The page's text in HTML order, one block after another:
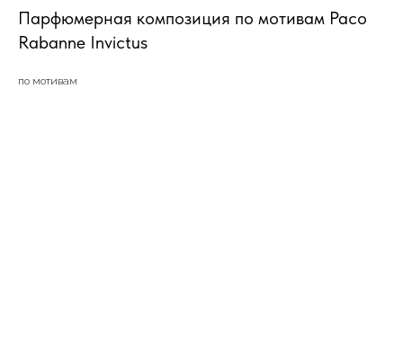
Парфюмерная композиция по мотивам Paco
Rabanne Invictus
по мотивам